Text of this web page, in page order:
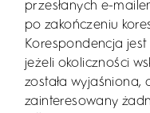
przesłanych e-
po zakończeniu
Korespondencja
jeżeli okoliczności
została wyjaśniona,
zainteresowany